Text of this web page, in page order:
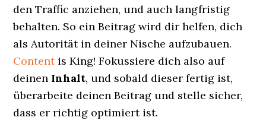
den Traffic anziehen, und auch langfristig
behalten. So ein Beitrag wird dir helfen, dich
als Autorität in deiner Nische aufzubauen.
Content is King! Fokussiere dich also auf
deinen Inhalt, und sobald dieser fertig ist,
überarbeite deinen Beitrag und stelle sicher,
dass er richtig optimiert ist.